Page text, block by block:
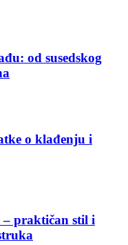
od susedskog
o klađenju i
praktičan stil i